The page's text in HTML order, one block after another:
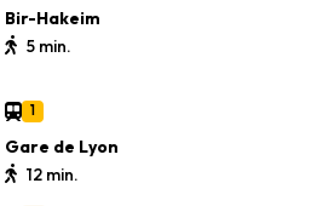
Bir-Hakeim
5 min.
1
Gare de Lyon
12 min.